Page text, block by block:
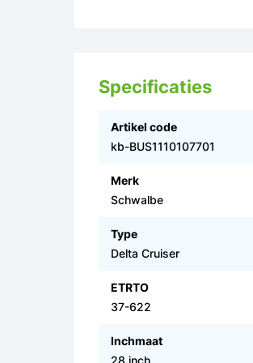
Specificaties
Artikel code
kb-BUS1110107701
Merk
Schwalbe
Type
Delta Cruiser
ETRTO
37-622
Inchmaat
28 inch